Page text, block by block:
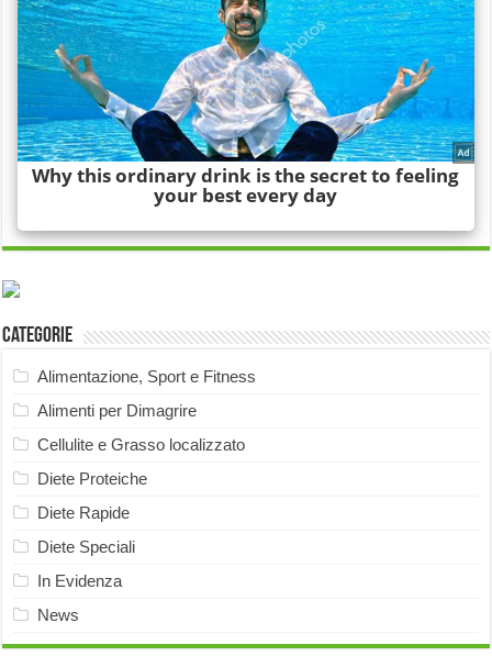
Categorie
Alimentazione, Sport e Fitness
Alimenti per Dimagrire
Cellulite e Grasso localizzato
Diete Proteiche
Diete Rapide
Diete Speciali
In Evidenza
News